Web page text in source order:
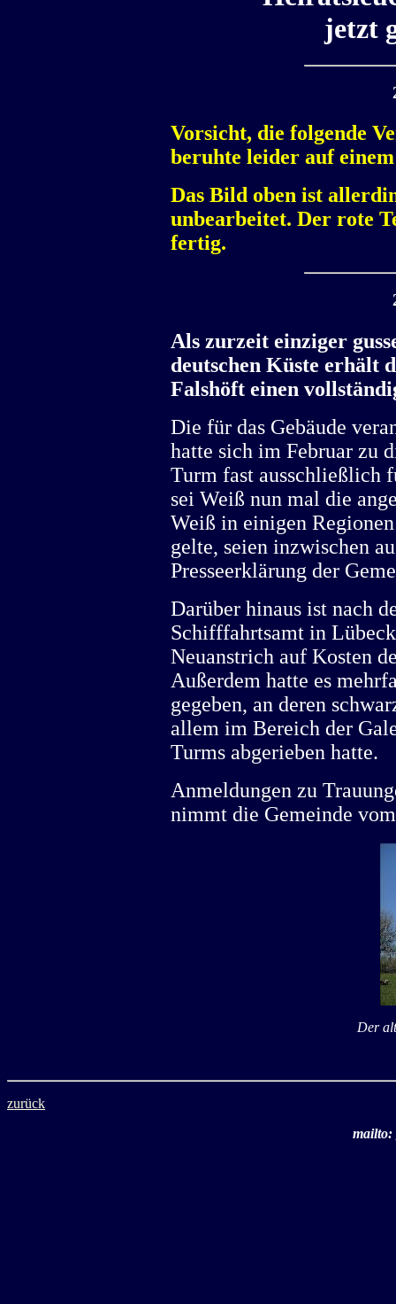
jetzt
Vorsicht, die folgende
beruhte leider auf
Das Bild oben ist
unbearbeitet. Der rote
fertig.
Als zurzeit einziger
deutschen Küste erhält
Falshöft einen
Die für das Gebäude
hatte sich im Februar zu
Turm fast ausschließlich
sei Weiß nun mal die
Weiß in einigen
gelte, seien inzwischen
Presseerklärung der
Darüber hinaus ist nach
Schifffahrtsamt in
Neuanstrich auf Kosten
Außerdem hatte es
gegeben, an deren
allem im Bereich der
Turms abgerieben hatte.
Anmeldungen zu
nimmt die Gemeinde
Der
zurück
mailto: